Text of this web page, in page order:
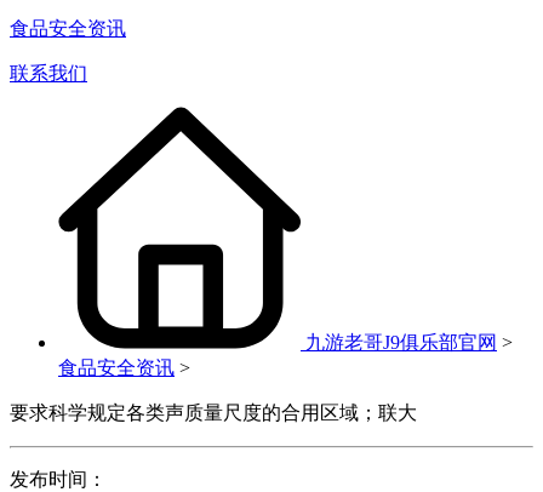
食品安全资讯
联系我们
九游老哥J9俱乐部官网 >
食品安全资讯 >
要求科学规定各类声质量尺度的合用区域；联大
发布时间：